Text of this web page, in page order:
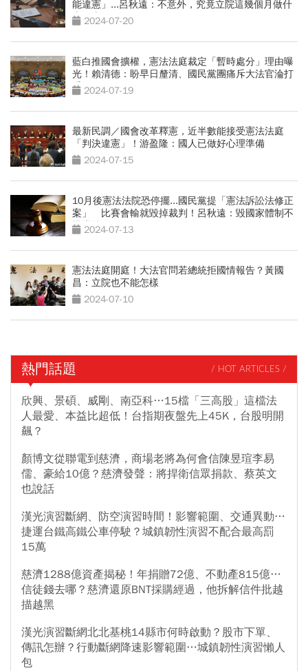
能違憲」...呂秋遠：不意外，究竟立院這幾個月做什
麼好事？
2024-07-20
藍白推國會擴權，憲法法庭裁定「暫時處分」理由曝
光！賴清德：盼早日釐清、國民黨團痛斥大法官淪打
手 2024-07-19
最新民調／國會改革釋憲，近半數能接受憲法法庭
「判決違憲」！游盈隆：國人已做好心理準備
2024-07-15
10月後憲法法院恐停擺...國民黨提「憲法訴訟法修正
案」 比賽會輸就毀掉裁判！呂秋遠：毀國家體制不
惜犧牲人民
2024-07-13
憲法法庭開庭！大法官問若總統拒國情報告？黃國
昌：立院也不能怎樣
2024-07-10
熱門話題 / HOT ARTICLES /
欣興、景碩、威剛、南亞科…15檔「三高股」這檔法
人最愛、本益比超低！台指期夜盤先上45K，台股明開
飆？
顏博文從聯電到慈濟，商場老將為何會信陳昱瑄李易
儒、豪給10億？慈濟發聲：將捍衛信眾捐款、蔡英文
也說話
漢光演習斷網、防空演習時間！影響範圍、交通異動…
捷運台鐵高鐵公車停駛？城鎮韌性演習不配合最高罰
15萬
慈濟1288億資產揭秘！年捐贈72億、不動產815億…
信徒錢去哪？慈濟還原BNT採購經過，他拆解信件批越
描越黑
漢光演習斷網北北基桃14縣市何時啟動？股市下單、
傳訊怎辦？行動斷網降速影響範圍…城鎮韌性演習懶人
包